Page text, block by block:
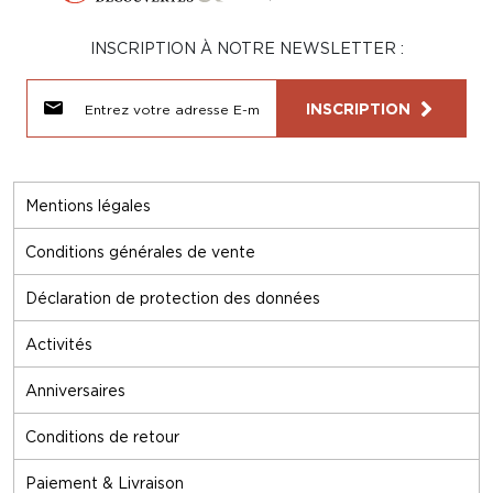
Mentions légales
Conditions générales de vente
Déclaration de protection des données
Activités
Anniversaires
Conditions de retour
Paiement & Livraison
INSCRIPTION À NOTRE NEWSLETTER :
INSCRIPTION